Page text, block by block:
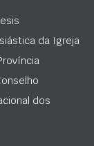
da Igreja
dos